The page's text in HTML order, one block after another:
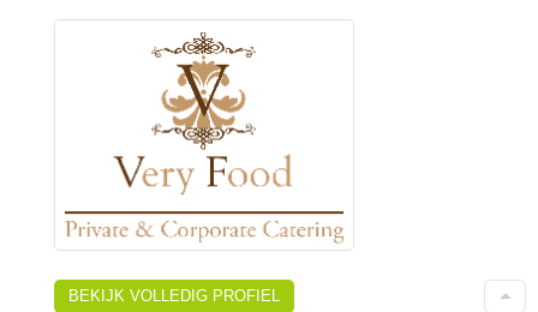
BEKIJK VOLLEDIG PROFIEL